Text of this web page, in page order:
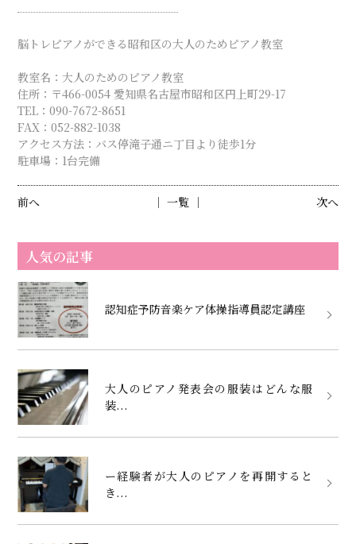
脳トレピアノができる昭和区の大人のためピアノ教室
教室名：大人のためのピアノ教室
住所：〒466-0054 愛知県名古屋市昭和区円上町29-17
TEL：090-7672-8651
FAX：052-882-1038
アクセス方法：バス停滝子通ニ丁目より徒歩1分
駐車場：1台完備
前へ 次へ
│ 一覧 │
人気の記事
認知症予防音楽ケア体操指導員認定講座
大人のピアノ発表会の服装はどんな服
装...
ー経験者が大人のピアノを再開すると
き...